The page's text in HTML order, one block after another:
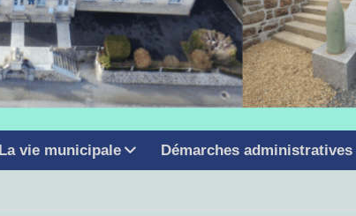
La vie municipale Démarches administratives